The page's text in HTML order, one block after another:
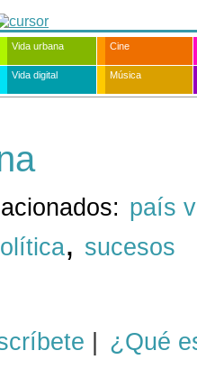
Vida urbana Cine
Vida digital Música
país
, sucesos
¿Qué